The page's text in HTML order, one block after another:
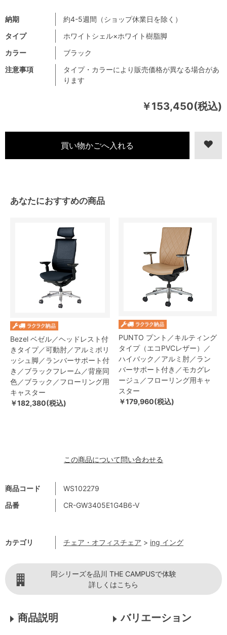
￥153,450(税込)
商品コード
WS102279
品番
CR-GW3405E1G4B6-V
カテゴリ チェア・オフィスチェア > ing イング
注意事項
タイプ・カラーにより販売価格が異なる場合があ
ります
納期
約4-5週間（ショップ休業日を除く）
タイプ
ホワイトシェル×ホワイト樹脂脚
カラー
ブラック
あなたにおすすめの商品
Bezel ベゼル／ヘッドレスト付
きタイプ／可動肘／アルミポリ
ッシュ脚／ランバーサポート付
き／ブラックフレーム／背座同
色／ブラック／フローリング用
キャスター
￥182,380(税込)
PUNTO プント／キルティング
タイプ（エコPVCレザー）／
ハイバック／アルミ肘／ラン
バーサポート付き／モカグレ
ージュ／フローリング用キャ
スター
￥179,960(税込)
この商品について問い合わせる
同シリーズを品川 THE CAMPUSで体験
詳しくはこちら
商品説明 バリエーション